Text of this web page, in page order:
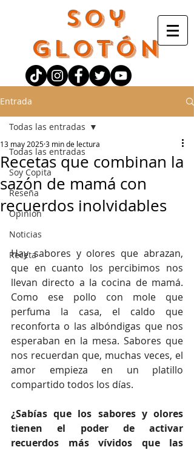
Soy
Glotón
Entrada
Todas las entradas
Soy Copita
Reseña
Opinión
Noticias
Receta
Todas las entradas
Recetas que combinan la
sazón de mamá con
recuerdos inolvidables
13 may 20253 min de lectura
Hay sabores y olores que abrazan,
que en cuanto los percibimos nos
llevan directo a la cocina de mamá.
Como ese pollo con mole que
perfuma la casa, el caldo que
reconforta o las albóndigas que nos
esperaban en la mesa. Sabores que
nos recuerdan que, muchas veces, el
amor empieza en un platillo
compartido todos los días.
¿Sabías que los sabores y olores
tienen el poder de activar
recuerdos más vívidos que las